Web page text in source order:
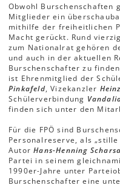
Obwohl Burschenschaften
Mitglieder ein
mithilfe der freiheitlichen
Macht gerückt. Rund
zum Nationalrat gehören
und auch in der aktuellen
Burschenschafter zu
ist Ehrenmitglied der
Pinkafeld, Vizekanzler
Schülerverbindung
finden sich unter den
Für die FPÖ sind
Personalreserve, als
AutorHans-Henning
Partei in seinem
1990er-Jahre unter
Burschenschafter eine